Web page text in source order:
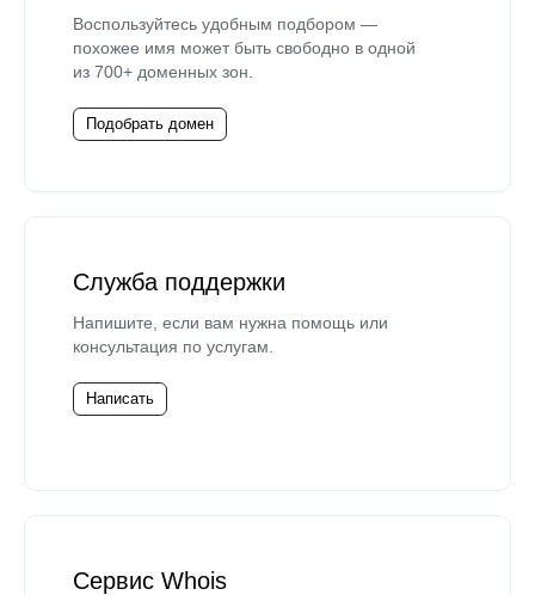
Воспользуйтесь удобным подбором —
похожее имя может быть свободно в одной
из 700+ доменных зон.
Подобрать домен
Служба поддержки
Напишите, если вам нужна помощь или
консультация по услугам.
Написать
Сервис Whois